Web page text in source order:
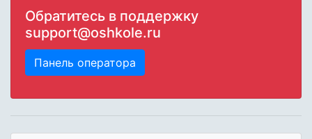
Обратитесь в поддержку
support@oshkole.ru
Панель оператора